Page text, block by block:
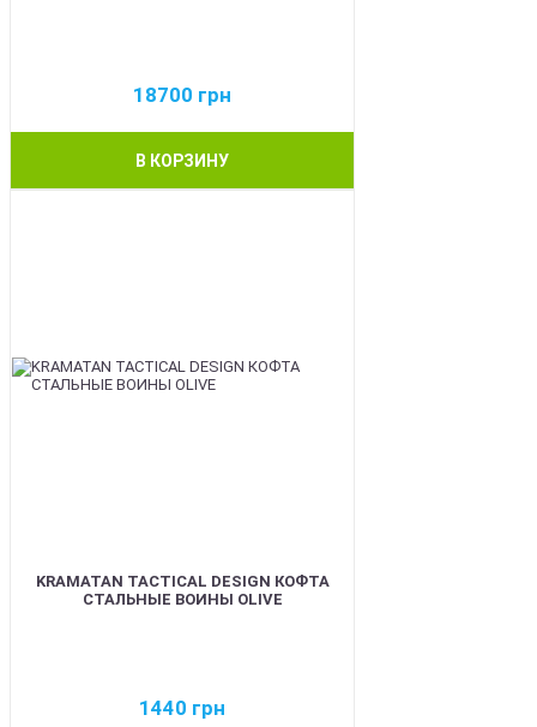
18700 грн
В КОРЗИНУ
KRAMATAN TACTICAL DESIGN КОФТА
СТАЛЬНЫЕ ВОИНЫ OLIVE
1440 грн